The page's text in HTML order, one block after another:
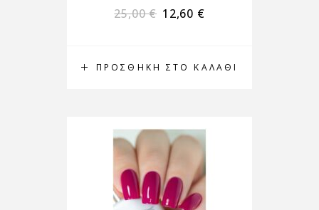
ΠΡΟΣΘΉΚΗ ΣΤΟ ΚΑΛΆΘΙ
25,00€ 12,60 €